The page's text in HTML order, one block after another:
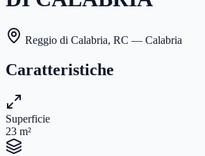
Reggio di Calabria, RC — Calabria
Caratteristiche
Superficie
23 m²